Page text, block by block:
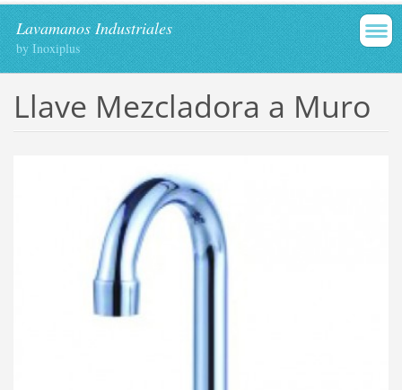
Lavamanos Industriales
by Inoxiplus
Llave Mezcladora a Muro